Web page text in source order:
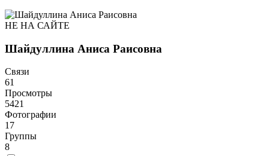
НЕ НА САЙТЕ
Шайдуллина Аниса Раисовна
Связи
61
Просмотры
5421
Фотографии
17
Группы
8